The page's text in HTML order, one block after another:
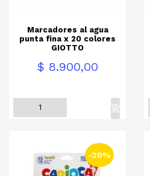
Marcadores al agua
punta fina x 20 colores
GIOTTO
Precio$ 8.900,00
-20%